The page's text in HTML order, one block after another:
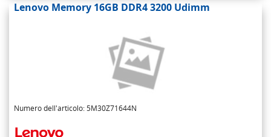
Lenovo Memory 16GB DDR4 3200 Udimm
Numero dell'articolo: 5M30Z71644N